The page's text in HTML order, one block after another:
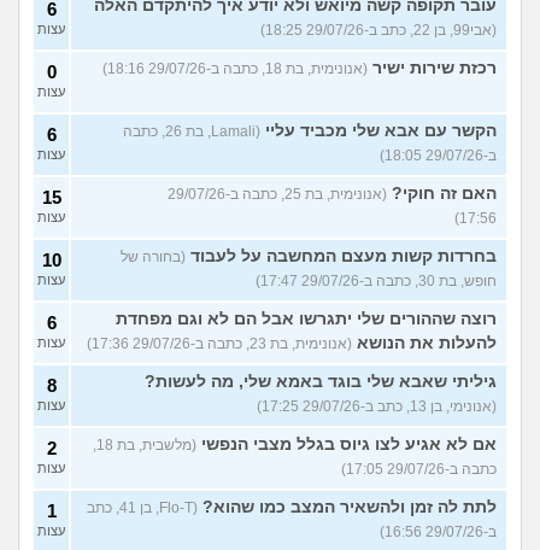
עובר תקופה קשה מיואש ולא יודע איך להיתקדם האלה
(אבי99, בן 22, כתב ב-29/07/26 18:25)
6
עצות
רכזת שירות ישיר (אנונימית, בת 18, כתבה ב-29/07/26 18:16) 0
עצות
הקשר עם אבא שלי מכביד עליי
(Lamali, בת 26, כתבה
ב-29/07/26 18:05)
6
עצות
האם זה חוקי?
(אנונימית, בת 25, כתבה ב-29/07/26
17:56)
15
עצות
בחרדות קשות מעצם המחשבה על לעבוד (בחורה של
חופש, בת 30, כתבה ב-29/07/26 17:47)
10
עצות
רוצה שההורים שלי יתגרשו אבל הם לא וגם מפחדת
להעלות את הנושא (אנונימית, בת 23, כתבה ב-29/07/26 17:36)
6
עצות
גיליתי שאבא שלי בוגד באמא שלי, מה לעשות?
(אנונימי, בן 13, כתב ב-29/07/26 17:25)
8
עצות
אם לא אגיע לצו גיוס בגלל מצבי הנפשי
(מלשבית, בת 18,
כתבה ב-29/07/26 17:05)
2
עצות
לתת לה זמן ולהשאיר המצב כמו שהוא?
(Flo-T, בן 41, כתב
ב-29/07/26 16:56)
1
עצות